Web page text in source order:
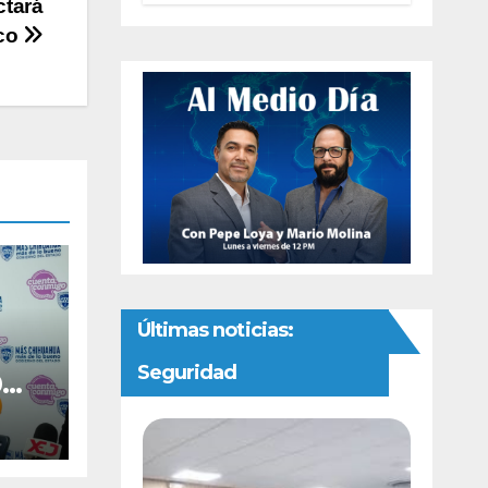
Barrenador
Últimas noticias:
Seguridad